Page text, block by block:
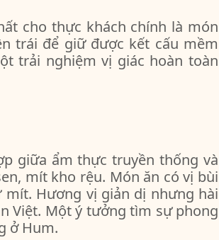
cho thực khách chính là món
trái để giữ được kết cấu mềm
trải nghiệm vị giác hoàn toàn
giữa ẩm thực truyền thống và
mít kho rệu. Món ăn có vị bùi
Hương vị giản dị nhưng hài
Việt. Một ý tưởng tìm sự phong
ở Hum.